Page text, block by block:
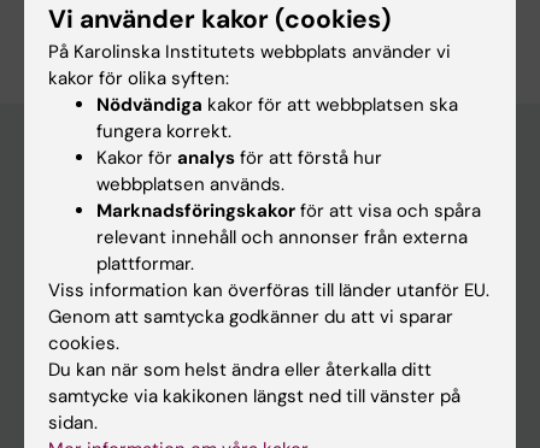
Huvudmeny
Utbildning
Forskarutbildning
Forskning
Om KI
På gång
Vi använder kakor (cookies)
På Karolinska Institutets webbplats använder vi
kakor för olika syften:
Nödvändiga kakor för att webbplatsen ska
fungera korrekt.
Kakor för analys för att förstå hur
webbplatsen används.
Marknadsföringskakor för att visa och spåra
relevant innehåll och annonser från externa
plattformar.
Viss information kan överföras till länder utanför EU.
Genom att samtycka godkänner du att vi sparar
cookies.
Du kan när som helst ändra eller återkalla ditt
samtycke via kakikonen längst ned till vänster på
sidan.